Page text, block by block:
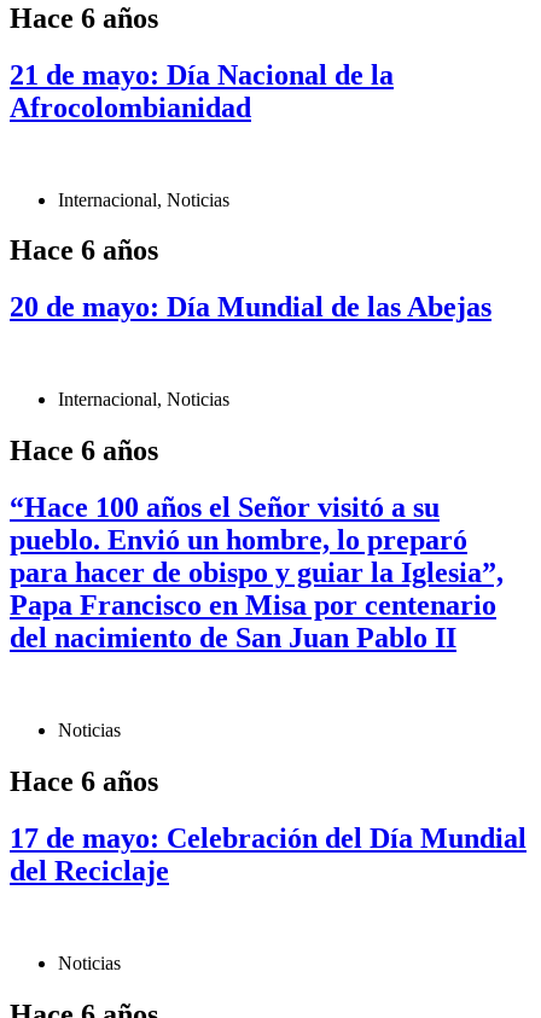
Hace 6 años
21 de mayo: Día Nacional de la
Afrocolombianidad
Internacional, Noticias
Hace 6 años
20 de mayo: Día Mundial de las Abejas
Internacional, Noticias
Hace 6 años
“Hace 100 años el Señor visitó a su
pueblo. Envió un hombre, lo preparó
para hacer de obispo y guiar la Iglesia”,
Papa Francisco en Misa por centenario
del nacimiento de San Juan Pablo II
Noticias
Hace 6 años
17 de mayo: Celebración del Día Mundial
del Reciclaje
Noticias